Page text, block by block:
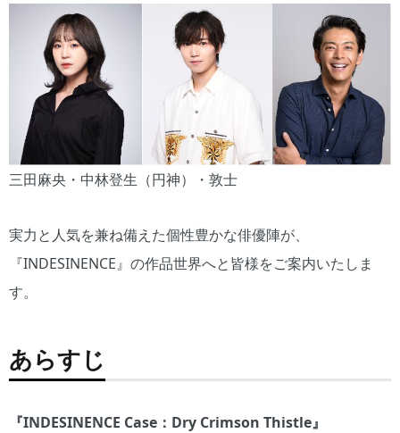
三田麻央・中林登生（円神）・敦士
実力と人気を兼ね備えた個性豊かな俳優陣が、
『INDESINENCE』の作品世界へと皆様をご案内いたしま
す。
あらすじ
『INDESINENCE Case：Dry Crimson Thistle』